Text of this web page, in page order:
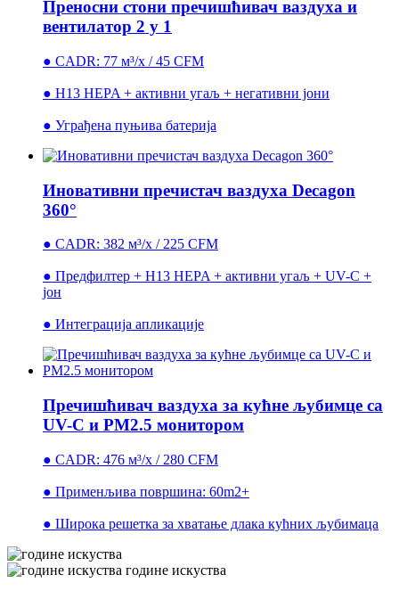
Преносни стони пречишћивач ваздуха и
вентилатор 2 у 1
● CADR: 77 м³/х / 45 CFM
● H13 HEPA + активни угаљ + негативни јони
● Уграђена пуњива батерија
Иновативни пречистач ваздуха Decagon
360°
● CADR: 382 м³/х / 225 CFM
● Предфилтер + H13 HEPA + активни угаљ + UV-C +
јон
● Интеграција апликације
Пречишћивач ваздуха за кућне љубимце са
UV-C и PM2.5 монитором
● CADR: 476 м³/х / 280 CFM
● Применљива површина: 60m2+
● Широка решетка за хватање длака кућних љубимаца
године искуства